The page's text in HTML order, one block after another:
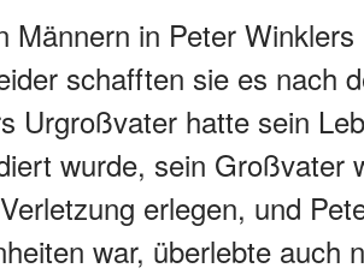
Männern in Peter
schafften sie es nach
Urgroßvater hatte sein
wurde, sein Großvater
erlegen, und
war, überlebte auch